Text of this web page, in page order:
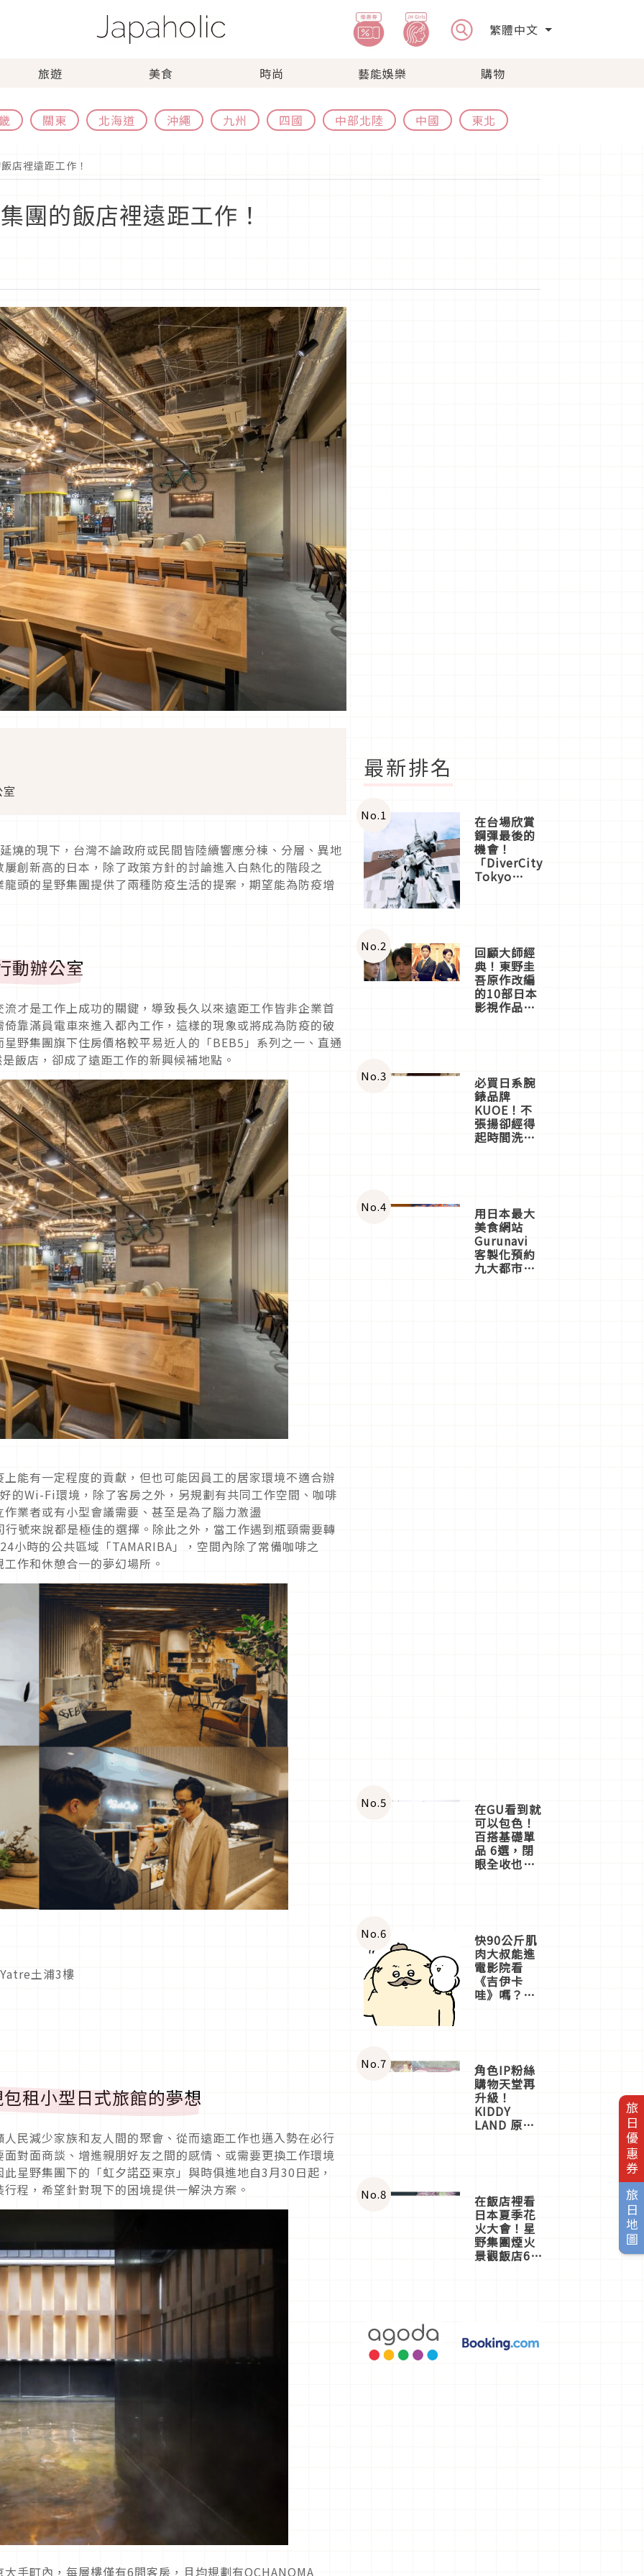
繁體中文
旅遊 美食 時尚 藝能娛樂 購物
關東 北海道 沖繩 九州 四國 中部北陸 中國 東北
旅日優惠券
旅日地圖
店裡遠距工作！
團的飯店裡遠距工作！
燒的現下，台灣不論政府或民間皆陸續響應分棟、分層、異地
創新高的日本，除了政策方針的討論進入白熱化的階段之
頭的星野集團提供了兩種防疫生活的提案，期望能為防疫增
動辦公室
才是工作上成功的關鍵，導致長久以來遠距工作皆非企業首
靠滿員電車來進入都內工作，這樣的現象或將成為防疫的破
野集團旗下住房價格較平易近人的「BEB5」系列之一、直通
飯店，卻成了遠距工作的新興候補地點。
能有一定程度的貢獻，但也可能因員工的居家環境不適合辦
的Wi-Fi環境，除了客房之外，另規劃有共同工作空間、咖啡
業者或有小型會議需要、甚至是為了腦力激盪
號來說都是極佳的選擇。除此之外，當工作遇到瓶頸需要轉
小時的公共區域「TAMARIBA」，空間內除了常備咖啡之
作和休憩合一的夢幻場所。
土浦3樓
租小型日式旅館的夢想
民減少家族和友人間的聚會、從而遠距工作也邁入勢在必行
對面商談、增進親朋好友之間的感情、或需要更換工作環境
星野集團下的「虹夕諾亞東京」與時俱進地自3月30日起，
程，希望針對現下的困境提供一解決方案。
手町內，每層樓僅有6間客房，且均規劃有OCHANOMA
最新排名
No.1 在台場欣賞
鋼彈最後的
機會！
「DiverCity
Tokyo
體驗
No.2 回顧大師經
典！東野圭
吾原作改編
的10部日本
影視作品推
No.3 必買日系腕
錶品牌
KUOE！不
張揚卻經得
起時間洗鍊
No.4 用日本最大
美食網站
Gurunavi
客製化預約
九大都市餐
No.5 在GU看到就
可以包色！
百搭基礎單
品 6選，閉
眼全收也不
No.6 快90公斤肌
肉大叔能進
電影院看
《吉伊卡
哇》嗎？日
一同給出了
答案
No.7 角色IP粉絲
購物天堂再
升級！
KIDDY
LAND 原宿
店3分即達
No.8 在飯店裡看
日本夏季花
火大會！星
野集團煙火
景觀飯店6